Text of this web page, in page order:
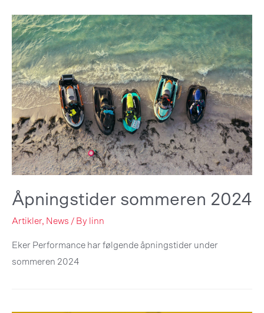
Åpningstider sommeren 2024
Artikler, News / By linn
Eker Performance har følgende åpningstider under
sommeren 2024